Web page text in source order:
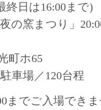
終日は16:00まで)
の窯まつり」
町ホ65
車場／120台程
までご入場でき